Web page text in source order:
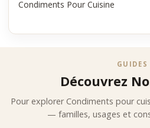
Condiments Pour Cuisine
GUIDES
Découvrez
Pour explorer Condiments pour
— familles, usages et